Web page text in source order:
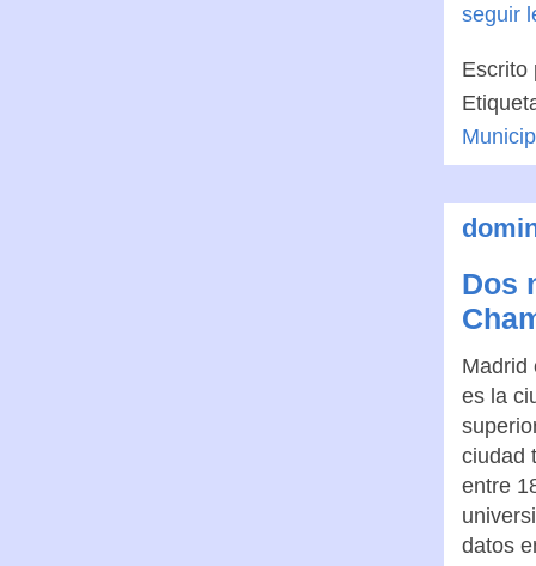
seguir
Dos
Madrid
es la
ciudad
entre
datos